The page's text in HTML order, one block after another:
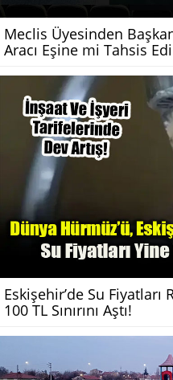
Meclis Üyesinden
Aracı Eşine mi Tahsis
Eskişehir’de Su
100 TL Sınırını Aştı!